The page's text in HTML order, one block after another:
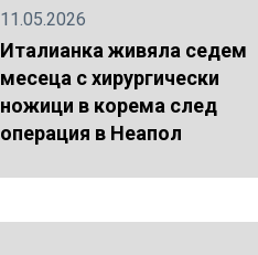
11.05.2026
Италианка живяла седем
месеца с хирургически
ножици в корема след
операция в Неапол